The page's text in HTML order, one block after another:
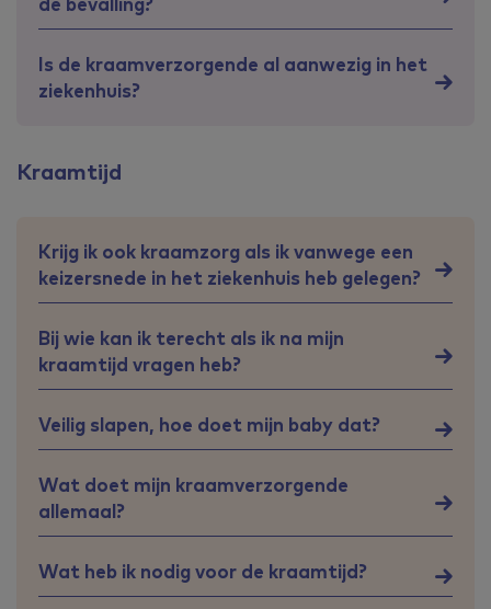
Is de kraamverzorgende al aanwezig in het
ziekenhuis?
Kraamtijd
Krijg ik ook kraamzorg als ik vanwege een
keizersnede in het ziekenhuis heb gelegen?
Bij wie kan ik terecht als ik na mijn
kraamtijd vragen heb?
Veilig slapen, hoe doet mijn baby dat?
Wat doet mijn kraamverzorgende
allemaal?
Wat heb ik nodig voor de kraamtijd?